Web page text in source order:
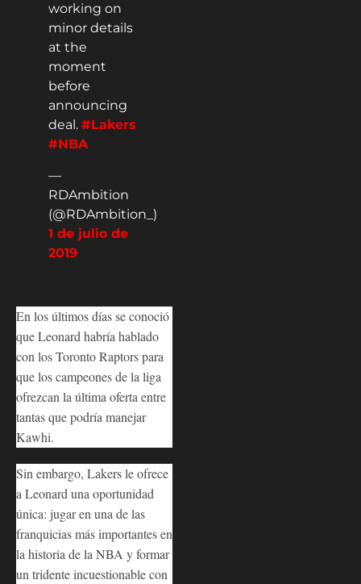
working on
minor details
at the
moment
before
announcing
deal. #Lakers
#NBA
—
RDAmbition
(@RDAmbition_)
1 de julio de
2019
En los últimos días se conoció
que Leonard habría hablado
con los Toronto Raptors para
que los campeones de la liga
ofrezcan la última oferta entre
tantas que podría manejar
Kawhi.
Sin embargo, Lakers le ofrece
a Leonard una oportunidad
única: jugar en una de las
franquicias más importantes en
la historia de la NBA y formar
un tridente incuestionable con